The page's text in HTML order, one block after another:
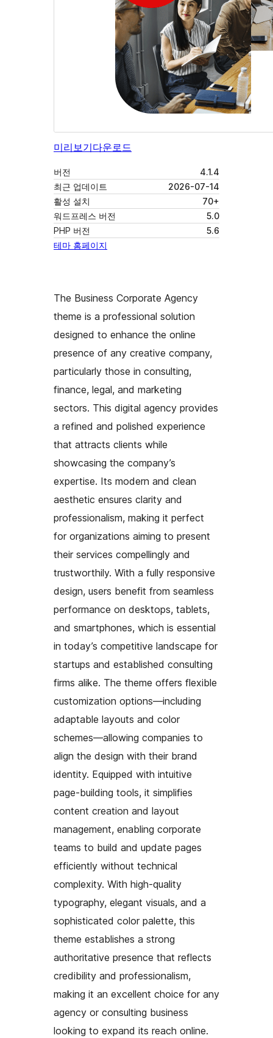
미리보기다운로드
버전
4.1.4
최근 업데이트
2026-07-14
활성 설치
70+
워드프레스 버전
5.0
PHP 버전
5.6
테마 홈페이지
The Business Corporate Agency
theme is a professional solution
designed to enhance the online
presence of any creative company,
particularly those in consulting,
finance, legal, and marketing
sectors. This digital agency provides
a refined and polished experience
that attracts clients while
showcasing the company’s
expertise. Its modern and clean
aesthetic ensures clarity and
professionalism, making it perfect
for organizations aiming to present
their services compellingly and
trustworthily. With a fully responsive
design, users benefit from seamless
performance on desktops, tablets,
and smartphones, which is essential
in today’s competitive landscape for
startups and established consulting
firms alike. The theme offers flexible
customization options—including
adaptable layouts and color
schemes—allowing companies to
align the design with their brand
identity. Equipped with intuitive
page-building tools, it simplifies
content creation and layout
management, enabling corporate
teams to build and update pages
efficiently without technical
complexity. With high-quality
typography, elegant visuals, and a
sophisticated color palette, this
theme establishes a strong
authoritative presence that reflects
credibility and professionalism,
making it an excellent choice for any
agency or consulting business
looking to expand its reach online.